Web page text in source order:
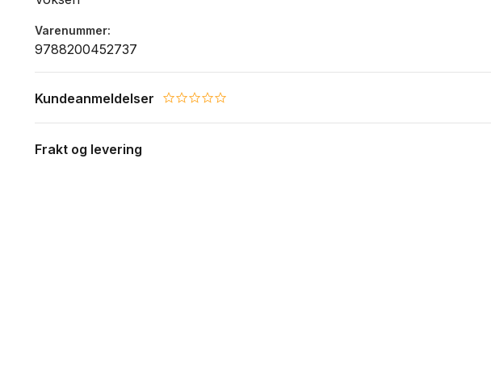
Varenummer
9788200452737
Kundeanmeldelser 0.0 star rating
Frakt og levering